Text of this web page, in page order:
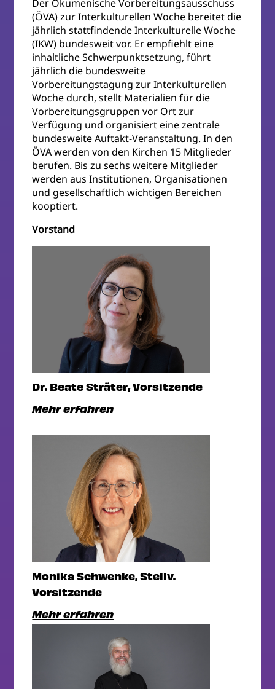
Der Ökumenische Vorbereitungsausschuss
(ÖVA) zur Interkulturellen Woche bereitet die
jährlich stattfindende Interkulturelle Woche
(IKW) bundesweit vor. Er empfiehlt eine
inhaltliche Schwerpunktsetzung, führt
jährlich die bundesweite
Vorbereitungstagung zur Interkulturellen
Woche durch, stellt Materialien für die
Vorbereitungsgruppen vor Ort zur
Verfügung und organisiert eine zentrale
bundesweite Auftakt-Veranstaltung. In den
ÖVA werden von den Kirchen 15 Mitglieder
berufen. Bis zu sechs weitere Mitglieder
werden aus Institutionen, Organisationen
und gesellschaftlich wichtigen Bereichen
kooptiert.
Vorstand
Dr. Beate Sträter, Vorsitzende
Mehr erfahren
Monika Schwenke, Stellv.
Vorsitzende
Mehr erfahren